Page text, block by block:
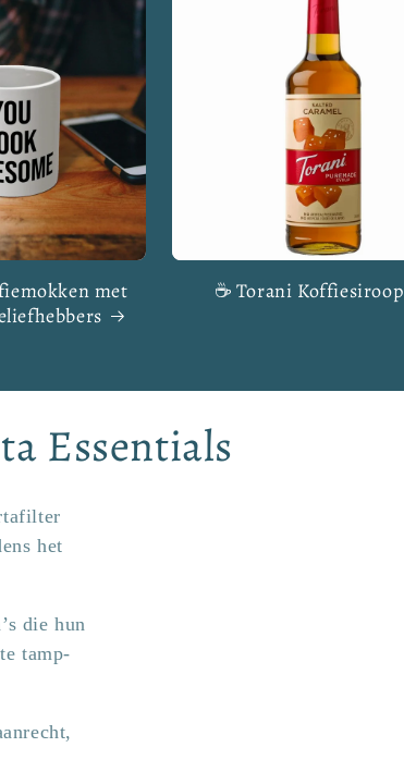
met
☕ Torani Koffiesiroop
Essentials
het
die hun
tamp-